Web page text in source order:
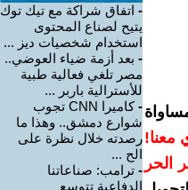
معنا!
الحر
- اتفاق شراكة مع تيك توك
يتيح لصناع المحتوى
استخدام شخصيات ديز ...
- بعد أزمة ضياء العوضي..
مصر تلغي فعالية طبية
للأسترالية باربر ...
-
كاميرا CNN تجوب
شوارع دمشق.. وهذا ما
رصدته خلال نظرة على
الح ...
- ترامب: صناعاتنا
الدفاعية تتوسع